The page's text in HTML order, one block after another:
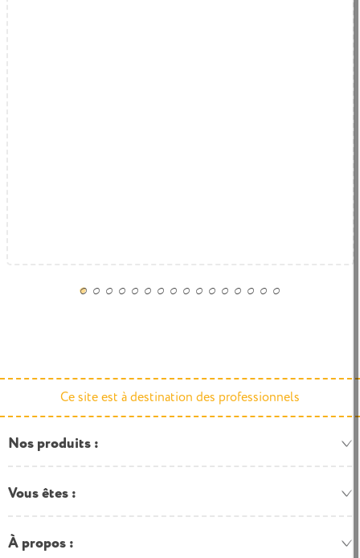
Ce site est à destination des professionnels
Nos produits
Vous êtes
À propos